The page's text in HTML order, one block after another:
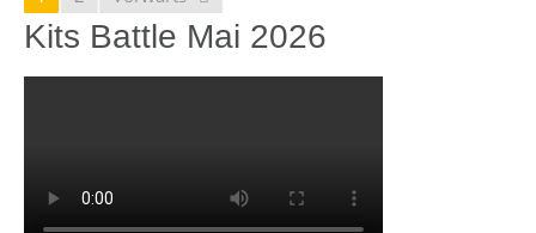
Kits Battle Mai 2026